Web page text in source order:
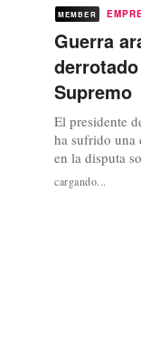
MEMBER
Guerra
Supremo
El presidente
ha sufrido una
en la disputa
arancelaria. El
Unidos ha
cargando...